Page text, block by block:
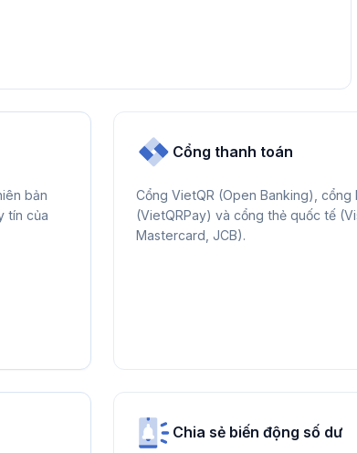
bản
tín của
Cổng thanh toán
Cổng VietQR (Open Banking), cổng
(VietQRPay) và cổng thẻ quốc tế
Mastercard, JCB).
Chia sẻ biến động số dư